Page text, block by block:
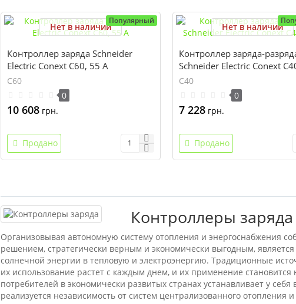
Популярный
Нет в наличии
Контроллер заряда Schneider
Electric Conext C60, 55 А
C60
0
10 608грн.
Продано
Нет в наличии
Контроллер заряда-
Schneider Electric Conext
C40
0
7 228грн.
Продано
Контроллеры
Организовывая автономную систему отопления и энергоснабжения
решением, стратегически верным и экономически выгодным,
солнечной энергии в тепловую и электроэнергию. Традиционные
их использование растет с каждым днем, и их применение
потребителей в экономически развитых странах устанавливает у
реализуется независимость от систем централизованного отопления